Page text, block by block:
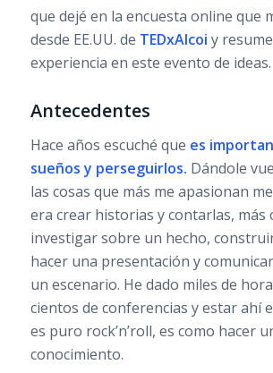
que dejé en la encuesta online que
desde EE.UU. de TEDxAlcoi y
experiencia en este evento de ideas.
Antecedentes
Hace años escuché que es
sueños y perseguirlos. Dándole
las cosas que más me apasionan
era crear historias y contarlas, más
investigar sobre un hecho,
hacer una presentación y
un escenario. He dado miles de
cientos de conferencias y estar ahí
es puro rock’n’roll, es como hacer
conocimiento.